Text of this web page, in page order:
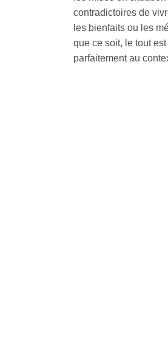
contradictoires de
les bienfaits ou les
que ce soit, le tout
parfaitement au